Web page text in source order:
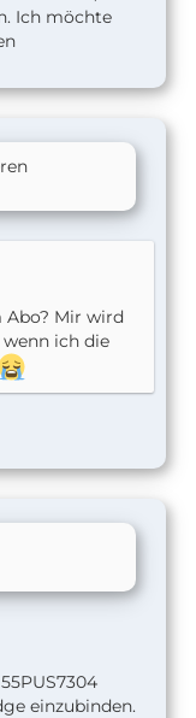
Ich möchte
Abo? Mir wird
ich die
einzubinden.